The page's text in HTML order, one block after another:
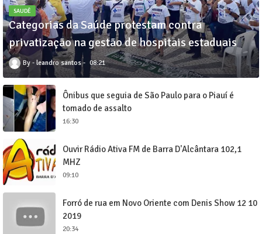
SAUDÊ
Categorias da Saúde protestam contra
privatização na gestão de hospitais estaduais
leandro santos 08:21
Ônibus que seguia de São Paulo para o Piauí é
tomado de assalto
16:30
Ouvir Rádio Ativa FM de Barra D'Alcântara 102,1
MHZ
09:10
Forró de rua em Novo Oriente com Denis Show 12 10
2019
20:34